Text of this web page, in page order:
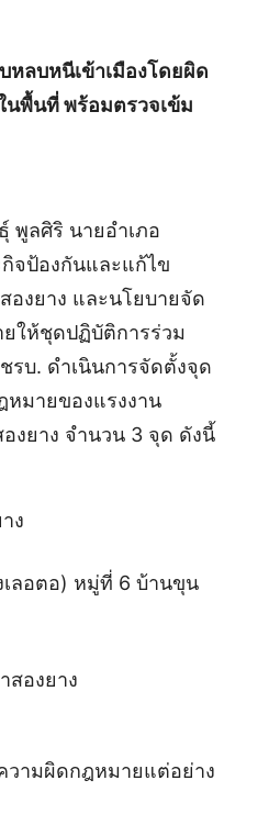
หลบหนีเข้าเมืองโดยผิด
นพื้นที่ พร้อมตรวจเข้ม
พูลศิริ นายอำเภอ
จป้องกันและแก้ไข
องยาง และ​นโยบาย​จัด
ให้ชุดปฏิบัติการร่วม
รบ. ดำเนินการจัดตั้งจุด
หมายของแรงงาน
งยาง จำนวน 3 จุด ดังนี้
ง
ลอตอ) หมู่ที่ 6 บ้านขุน
สองยาง
วามผิดกฎหมายแต่อย่าง